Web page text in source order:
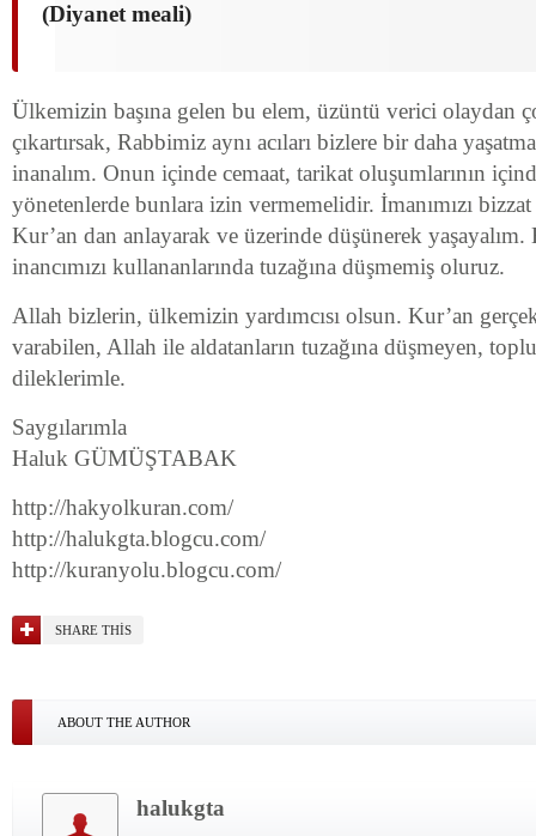
(Diyanet meali)
Ülkemizin başına gelen bu elem, üzüntü verici olaydan
çıkartırsak, Rabbimiz aynı acıları bizlere bir daha
inanalım. Onun içinde cemaat, tarikat oluşumlarının
yönetenlerde bunlara izin vermemelidir. İmanımızı
Kur’an dan anlayarak ve üzerinde düşünerek yaşayalım.
inancımızı kullananlarında tuzağına düşmemiş oluruz.
Allah bizlerin, ülkemizin yardımcısı olsun. Kur’an
varabilen, Allah ile aldatanların tuzağına düşmeyen,
dileklerimle.
Saygılarımla
Haluk GÜMÜŞTABAK
http://hakyolkuran.com/
http://halukgta.blogcu.com/
http://kuranyolu.blogcu.com/
SHARE THIS
ABOUT THE AUTHOR
halukgta